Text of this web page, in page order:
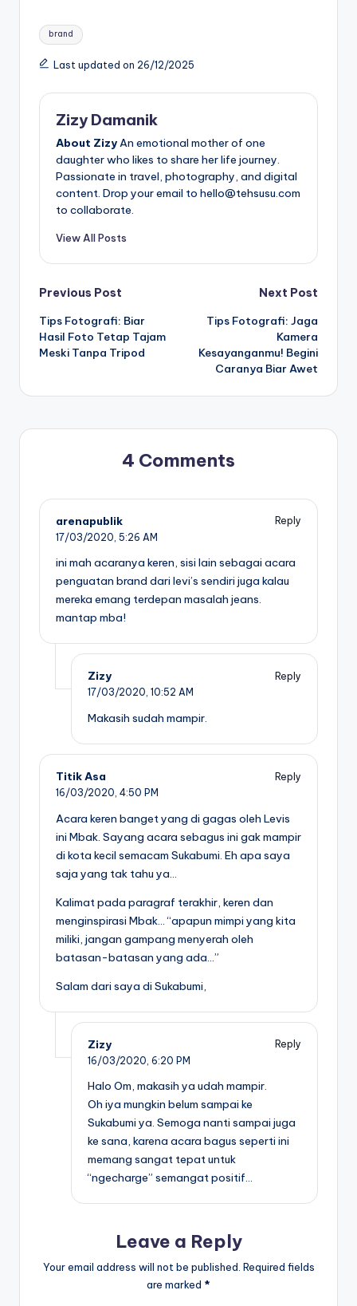
Tags:
brand
Last updated on 26/12/2025
Zizy Damanik
About ZizyAn emotional mother of one
daughter who likes to share her life journey.
Passionate in travel, photography, and digital
content. Drop your email to hello@tehsusu.com
to collaborate.
View All Posts
Post
navigation
Previous Post
Tips Fotografi: Biar
Hasil Foto Tetap Tajam
Meski Tanpa Tripod
Next Post
Tips Fotografi: Jaga
Kamera
Kesayanganmu! Begini
Caranya Biar Awet
4 Comments
arenapublik
Reply
17/03/2020, 5:26 AM
ini mah acaranya keren, sisi lain sebagai acara
penguatan brand dari levi’s sendiri juga kalau
mereka emang terdepan masalah jeans.
mantap mba!
Zizy
Reply
17/03/2020, 10:52 AM
Makasih sudah mampir.
Titik Asa
Reply
16/03/2020, 4:50 PM
Acara keren banget yang di gagas oleh Levis
ini Mbak. Sayang acara sebagus ini gak mampir
di kota kecil semacam Sukabumi. Eh apa saya
saja yang tak tahu ya…
Kalimat pada paragraf terakhir, keren dan
menginspirasi Mbak… “apapun mimpi yang kita
miliki, jangan gampang menyerah oleh
batasan-batasan yang ada…”
Salam dari saya di Sukabumi,
Zizy
Reply
16/03/2020, 6:20 PM
Halo Om, makasih ya udah mampir.
Oh iya mungkin belum sampai ke
Sukabumi ya. Semoga nanti sampai juga
ke sana, karena acara bagus seperti ini
memang sangat tepat untuk
“ngecharge” semangat positif…
Leave a Reply
Your email address will not be published. Required fields
are marked *